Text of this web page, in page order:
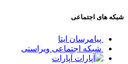
شبکه های اجتماعی
پیامرسان ایتا
شبکه اجتماعی ویراستی
آپارات